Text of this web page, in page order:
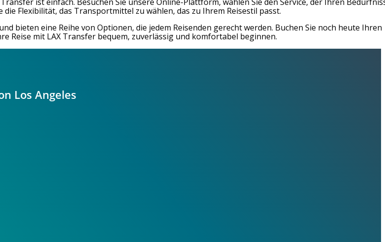
Flexibilität, das Transportmittel zu wählen, das zu Ihrem Reisestil passt.
bieten eine Reihe von Optionen, die jedem Reisenden gerecht werden. Buchen Sie noch heute Ihren
Reise mit LAX Transfer bequem, zuverlässig und komfortabel beginnen.
Los Angeles